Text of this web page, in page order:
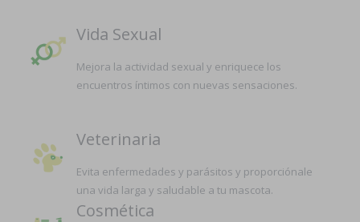
Vida Sexual
Mejora la actividad sexual y enriquece los
encuentros íntimos con nuevas sensaciones.
Veterinaria
Evita enfermedades y parásitos y proporciónale
una vida larga y saludable a tu mascota.
Cosmética